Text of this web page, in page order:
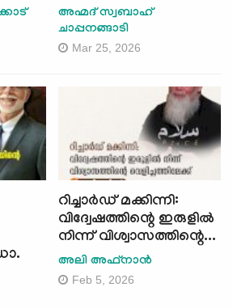
അഹ്മദ് സ്വബാഹ്
ചാപ്പനങ്ങാടി
Mar 25, 2026
റിച്ചാർഡ് മക്കിന്നി:
വിദ്വേഷത്തിന്റെ ഇരുളില്‍
നിന്ന് വിശ്വാസത്തിന്റെ...
അലി അഫ്നാന്‍
Feb 5, 2026